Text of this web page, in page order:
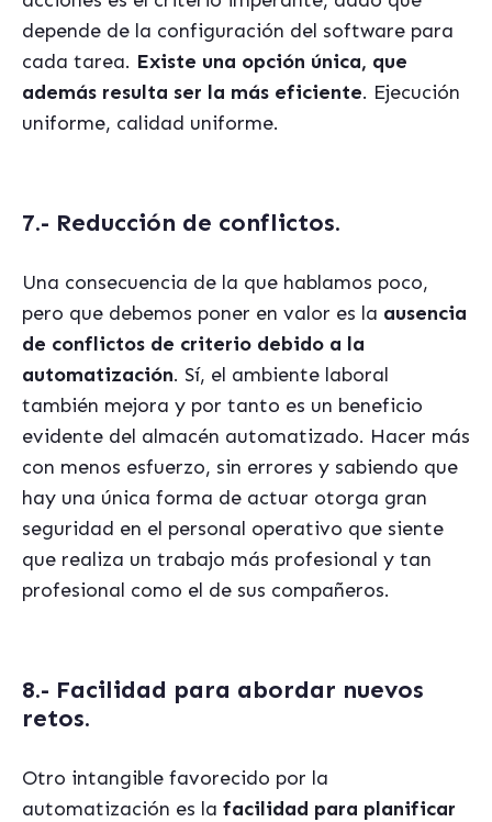
depende de la configuración del software para
cada tarea. Existe una opción única, que
además resulta ser la más eficiente. Ejecución
uniforme, calidad uniforme.
7.- Reducción de conflictos.
Una consecuencia de la que hablamos poco,
pero que debemos poner en valor es la ausencia
de conflictos de criterio debido a la
automatización. Sí, el ambiente laboral
también mejora y por tanto es un beneficio
evidente del almacén automatizado. Hacer más
con menos esfuerzo, sin errores y sabiendo que
hay una única forma de actuar otorga gran
seguridad en el personal operativo que siente
que realiza un trabajo más profesional y tan
profesional como el de sus compañeros.
8.- Facilidad para abordar nuevos
retos.
Otro intangible favorecido por la
automatización es la facilidad para planificar